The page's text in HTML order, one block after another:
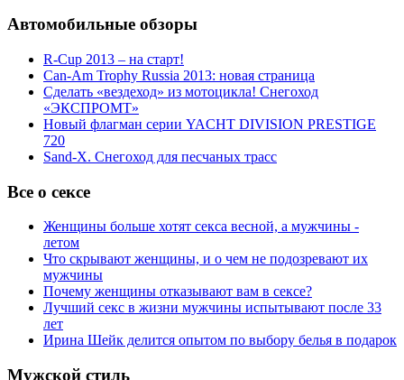
Автомобильные обзоры
R-Cup 2013 – на старт!
Can-Am Trophy Russia 2013: новая страница
Сделать «вездеход» из мотоцикла! Снегоход
«ЭКСПРОМТ»
Новый флагман серии YACHT DIVISION PRESTIGE
720
Sand-X. Снегоход для песчаных трасс
Все о сексе
Женщины больше хотят секса весной, а мужчины -
летом
Что скрывают женщины, и о чем не подозревают их
мужчины
Почему женщины отказывают вам в сексе?
Лучший секс в жизни мужчины испытывают после 33
лет
Ирина Шейк делится опытом по выбору белья в подарок
Мужской стиль